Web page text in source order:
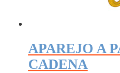
APAREJO A
CADENA